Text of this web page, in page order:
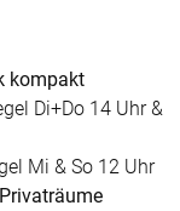
kompakt
Di+Do 14 Uhr &
Mi & So 12 Uhr